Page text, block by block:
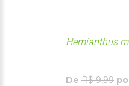
Hemianthus
De R$ 9,99